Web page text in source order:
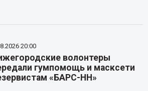
20:00
волонтеры
гумпомощь и масксети
«БАРС-НН»